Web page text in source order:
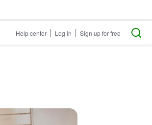
Help center Log in Sign up for free